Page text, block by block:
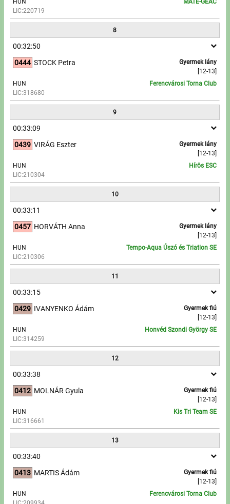
LIC:220719
8
00:32:50
0444
Gyermek lány
[12-13]
STOCK Petra
HUN
LIC:318680
Ferencvárosi Torna Club
9
00:33:09
0439
Gyermek lány
[12-13]
VIRÁG Eszter
HUN
LIC:210304
Hírös ESC
10
00:33:11
0457
Gyermek lány
[12-13]
HORVÁTH Anna
HUN
LIC:210306
Tempo-Aqua Úszó és Triatlon SE
11
00:33:15
0429
Gyermek fiú
[12-13]
IVANYENKO Ádám
HUN
LIC:314259
Honvéd Szondi György SE
12
00:33:38
0412
Gyermek fiú
[12-13]
MOLNÁR Gyula
HUN
LIC:316661
Kis Tri Team SE
13
00:33:40
0413
Gyermek fiú
[12-13]
MARTIS Ádám
HUN
Ferencvárosi Torna Club